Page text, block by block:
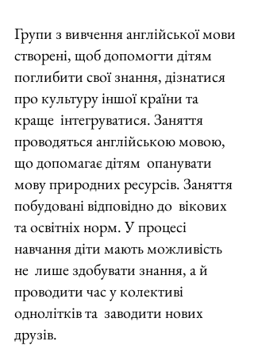
Групи з вивчення англійської мови
створені, щоб допомогти дітям
поглибити свої знання, дізнатися
про культуру іншої країни та
краще  інтегруватися. Заняття
проводяться англійською мовою,
що допомагає дітям  опанувати
мову природних ресурсів. Заняття
побудовані відповідно до  вікових
та освітніх норм. У процесі
навчання діти мають можливість
не  лише здобувати знання, а й
проводити час у колективі
однолітків та  заводити нових
друзів.